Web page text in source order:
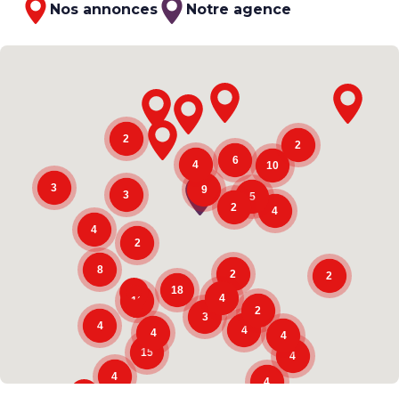
Nos annonces Notre agence
Map annonces
15
18
10
4
2
6
4
4
2
2
4
4
8
10
3
5
2
9
4
2
4
2
4
4 4
2
4
3
3